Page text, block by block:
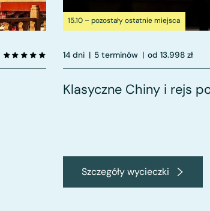
15.10 – pozostały ostatnie miejsca
14 dni | 5 terminów | od 13.998 zł
Klasyczne Chiny i rejs
Szczegóły wycieczki